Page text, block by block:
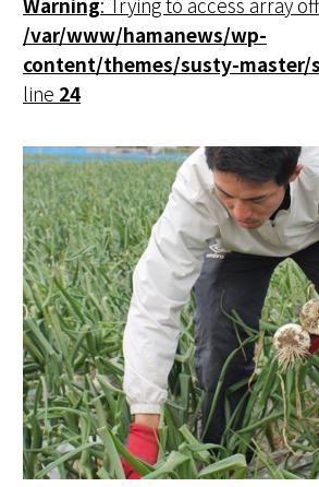
/var/www/hamanews/wp-
content/themes/susty-master/
line 24